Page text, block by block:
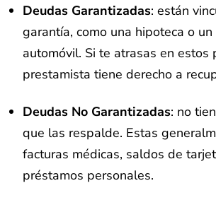
Deudas Garantizadas: están
garantía, como una hipoteca o
automóvil. Si te atrasas en estos
prestamista tiene derecho a
Deudas No Garantizadas: no
que las respalde. Estas
facturas médicas, saldos de
préstamos personales.